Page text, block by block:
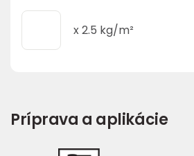
x2.5 kg/m²
Príprava a aplikácie